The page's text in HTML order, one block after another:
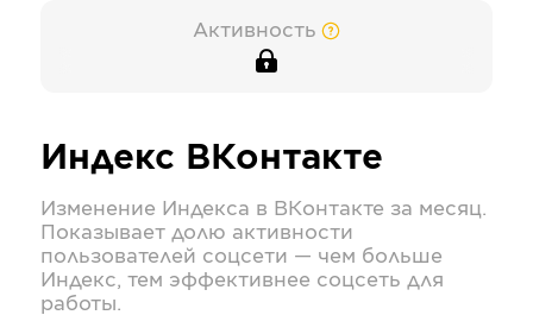
Активность
Индекс ВКонтакте
Изменение Индекса в ВКонтакте за месяц.
Показывает долю активности
пользователей соцсети — чем больше
Индекс, тем эффективнее соцсеть для
работы.